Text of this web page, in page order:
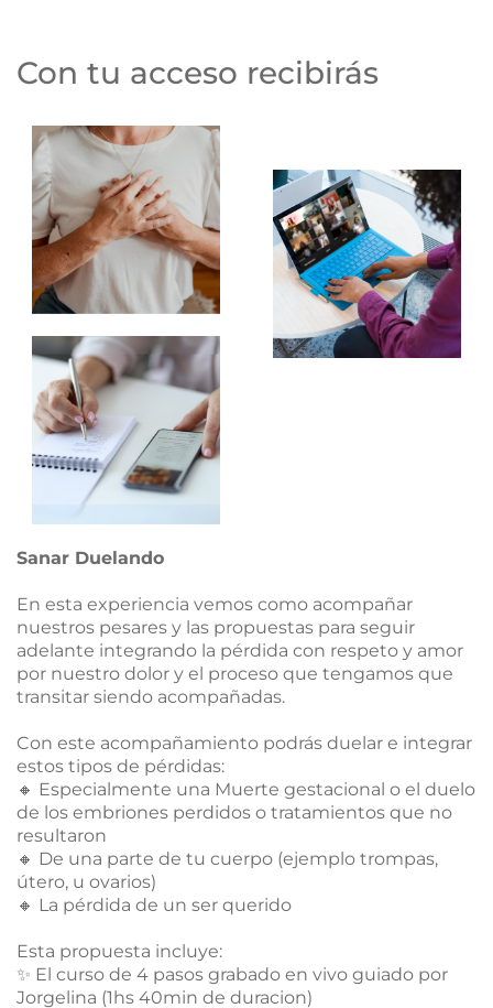
Con tu acceso recibirás
Sanar Duelando
En esta experiencia vemos como acompañar
nuestros pesares y las propuestas para seguir
adelante integrando la pérdida con respeto y amor
por nuestro dolor y el proceso que tengamos que
transitar siendo acompañadas.
Con este acompañamiento podrás duelar e integrar
estos tipos de pérdidas:
🔸 Especialmente una Muerte gestacional o el duelo
de los embriones perdidos o tratamientos que no
resultaron
🔸 De una parte de tu cuerpo (ejemplo trompas,
útero, u ovarios)
🔸 La pérdida de un ser querido
Esta propuesta incluye:
✨ El curso de 4 pasos grabado en vivo guiado por
Jorgelina (1hs 40min de duracion)